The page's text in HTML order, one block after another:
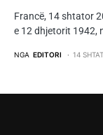
Francë, 14 shtator
e 12 dhjetorit 1942,
NGA EDITORI 14